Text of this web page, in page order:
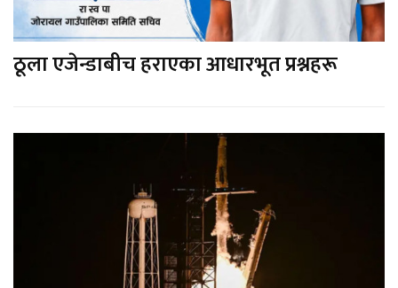
ठूला एजेन्डाबीच हराएका आधारभूत प्रश्नहरू